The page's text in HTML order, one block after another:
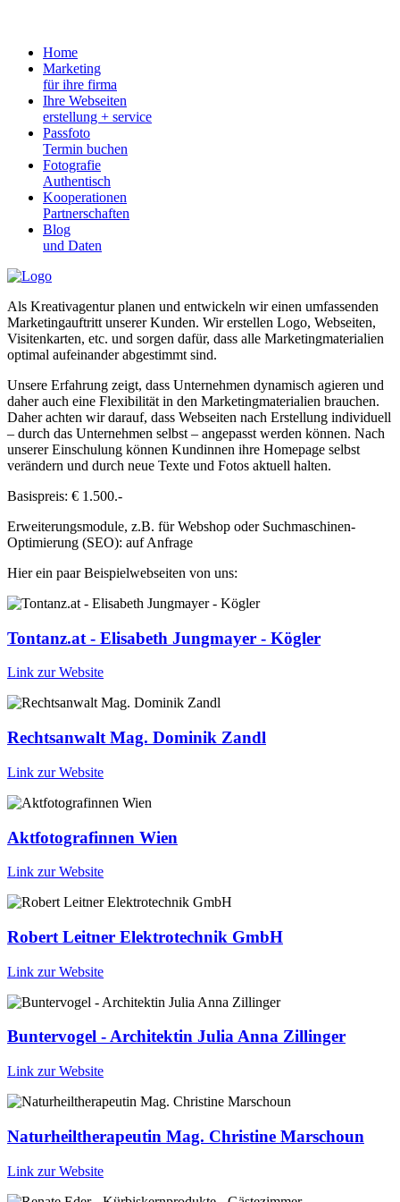
Home
Marketing
für ihre firma
Ihre Webseiten
erstellung + service
Passfoto
Termin buchen
Fotografie
Authentisch
Kooperationen
Partnerschaften
Blog
und Daten
Als Kreativagentur planen und entwickeln wir einen umfassenden
Marketingauftritt unserer Kunden. Wir erstellen Logo, Webseiten,
Visitenkarten, etc. und sorgen dafür, dass alle Marketingmaterialien
optimal aufeinander abgestimmt sind.
Unsere Erfahrung zeigt, dass Unternehmen dynamisch agieren und
daher auch eine Flexibilität in den Marketingmaterialien brauchen.
Daher achten wir darauf, dass Webseiten nach Erstellung individuell
– durch das Unternehmen selbst – angepasst werden können. Nach
unserer Einschulung können Kundinnen ihre Homepage selbst
verändern und durch neue Texte und Fotos aktuell halten.
Basispreis: € 1.500.-
Erweiterungsmodule, z.B. für Webshop oder Suchmaschinen-
Optimierung (SEO): auf Anfrage
Hier ein paar Beispielwebseiten von uns:
Tontanz.at - Elisabeth Jungmayer - Kögler
Link zur Website
Rechtsanwalt Mag. Dominik Zandl
Link zur Website
Aktfotografinnen Wien
Link zur Website
Robert Leitner Elektrotechnik GmbH
Link zur Website
Buntervogel - Architektin Julia Anna Zillinger
Link zur Website
Naturheiltherapeutin Mag. Christine Marschoun
Link zur Website